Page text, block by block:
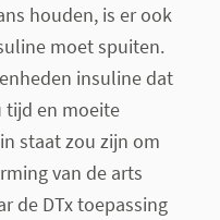
houden, is er ook
moet spuiten.
insuline dat
tijd en moeite
staat zou zijn om
van de arts
de DTx toepassing